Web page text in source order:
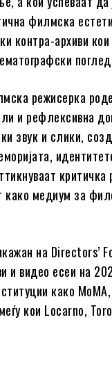
филмска
контра-архиви кои
режисерка
и рефлексивна
звук и слики,
критичка
како медиум за
на Directors’
и видео есеи на
како
кои Locarno,